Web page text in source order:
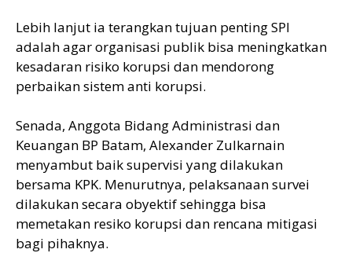
Lebih lanjut ia terangkan tujuan penting SPI
adalah agar organisasi publik bisa meningkatkan
kesadaran risiko korupsi dan mendorong
perbaikan sistem anti korupsi.
Senada, Anggota Bidang Administrasi dan
Keuangan BP Batam, Alexander Zulkarnain
menyambut baik supervisi yang dilakukan
bersama KPK. Menurutnya, pelaksanaan survei
dilakukan secara obyektif sehingga bisa
memetakan resiko korupsi dan rencana mitigasi
bagi pihaknya.